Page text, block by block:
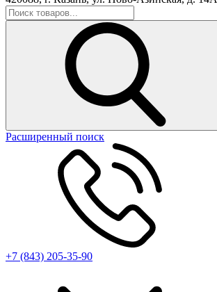
Расширенный поиск
+7 (843) 205-35-90